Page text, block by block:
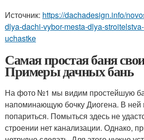
Источник: https://dachadesign.info/
dlya-dachi-vybor-mesta-dlya-
uchastke
Самая простая баня
Примеры дачных бань
На фото №1 мы видим простейшую
напоминающую бочку Диогена. В ней
попариться. Помыться здесь не
строении нет канализации. Однако,